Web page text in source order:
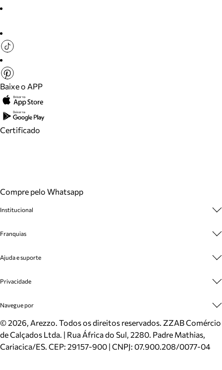
Baixe o APP
Certificado
Compre pelo Whatsapp
Institucional
Cashback
Venda Corporativa
Mapa do Site
Inverno
Mundo Arezzo
Franquias
Plano de Negócio
Ajuda e suporte
Cadastro
Meus Pedidos
Trocas e Devoluções
Cartão Presente
Localizador de lojas
Privacidade
Politica e Privacidade
Navegue por
Sapatos
Bolsas
Scarpins
©2026, Arezzo. Todos os direitos reservados. ZZAB Comércio
de Calçados Ltda. | Rua África do Sul, 2280. Padre Mathias,
Cariacica/ES. CEP: 29157-900 | CNPJ: 07.900.208/0077-04